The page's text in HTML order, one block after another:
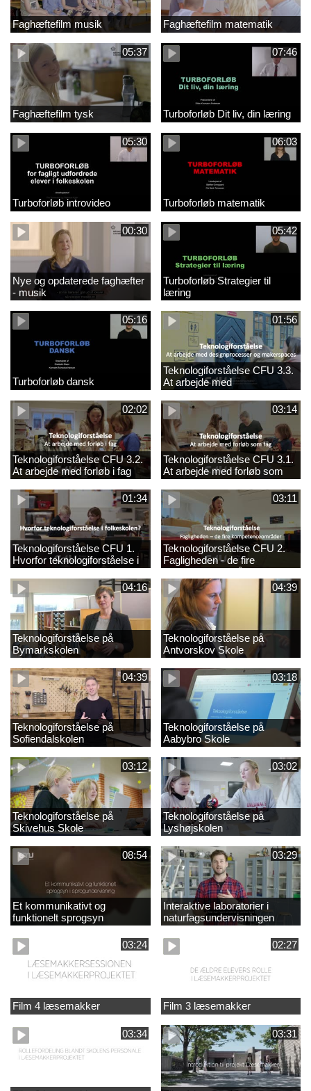
Faghæftefilm musik Faghæftefilm matematik
05:37
Faghæftefilm tysk
07:46
Turboforløb Dit liv, din læring
05:30
Turboforløb introvideo
06:03
Turboforløb matematik
00:30
Nye og opdaterede faghæfter
- musik
05:42
Turboforløb Strategier til
læring
05:16
Turboforløb dansk
01:56
Teknologiforståelse CFU 3.3.
At arbejde med
designprocesser og
makerspaces
02:02
Teknologiforståelse CFU 3.2.
At arbejde med forløb i fag
03:14
Teknologiforståelse CFU 3.1.
At arbejde med forløb som
fag
01:34
Teknologiforståelse CFU 1.
Hvorfor teknologiforståelse i
folkeskolen?
03:11
Teknologiforståelse CFU 2.
Fagligheden - de fire
kompetenceområder
04:16
Teknologiforståelse på
Bymarkskolen
04:39
Teknologiforståelse på
Antvorskov Skole
04:39
Teknologiforståelse på
Sofiendalskolen
03:18
Teknologiforståelse på
Aabybro Skole
03:12
Teknologiforståelse på
Skivehus Skole
03:02
Teknologiforståelse på
Lyshøjskolen
08:54
Et kommunikativt og
funktionelt sprogsyn
03:29
Interaktive laboratorier i
naturfagsundervisningen
03:24
Film 4 læsemakker
02:27
Film 3 læsemakker
03:34 03:31